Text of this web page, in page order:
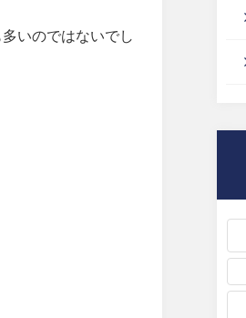
いのではないでし